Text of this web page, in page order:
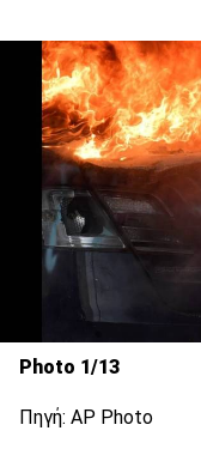
Photo 1/13
Πηγή: AP Photo